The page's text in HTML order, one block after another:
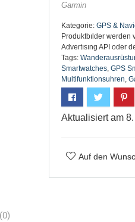
Garmin
Kategorie: GPS &
Produktbılder werden
Advertısıng API oder
Tags:
Smartwatches, GPS
Multifunktionsuhren,
Aktualisiert am
Auf den